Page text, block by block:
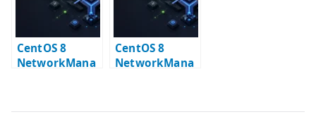
CentOS 8
NetworkMana
connection の
CentOS 8
NetworkMana
bridge の基本